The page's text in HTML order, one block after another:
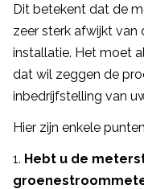
Dit betekent dat de
zeer sterk afwijkt
installatie. Het moet
dat wil zeggen de
inbedrijfstelling van
Hier zijn enkele
Hebt u de